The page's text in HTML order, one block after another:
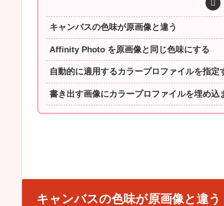
キャンバスの色味が原画像と違う
Affinity Photo を原画像と同じ色味にする
自動的に適用するカラープロファイルを指定
書き出す画像にカラープロファイルを埋め込
キャンバスの色味が原画像と違う